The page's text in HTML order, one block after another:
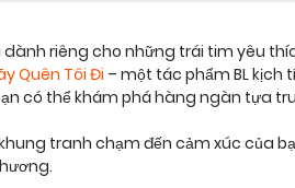
riêng cho những trái tim yêu
Quên Tôi Đi – một tác phẩm BL kịch
có thể khám phá hàng ngàn tựa
khung tranh chạm đến cảm xúc